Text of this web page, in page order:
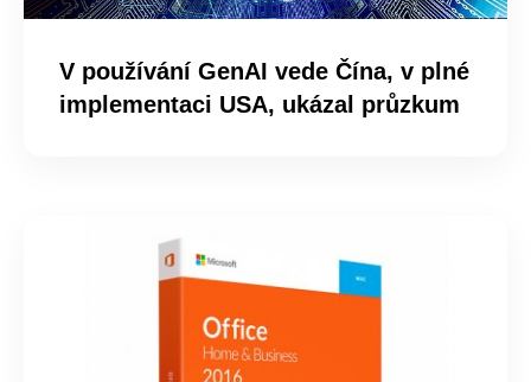
V používání GenAI vede Čína, v plné
implementaci USA, ukázal průzkum